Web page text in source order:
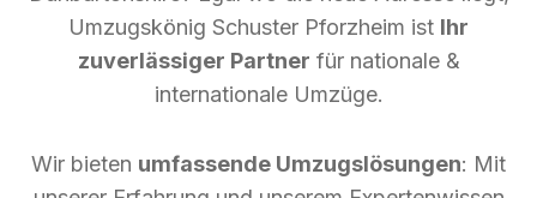
Umzugskönig Schuster Pforzheim ist Ihr
zuverlässiger Partner für nationale &
internationale Umzüge.
Wir bieten umfassende Umzugslösungen: Mit